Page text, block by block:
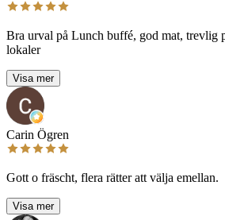
Bra urval på Lunch buffé, god mat, trevlig
lokaler
Visa mer
Carin Ögren
Gott o fräscht, flera rätter att välja emellan.
Visa mer